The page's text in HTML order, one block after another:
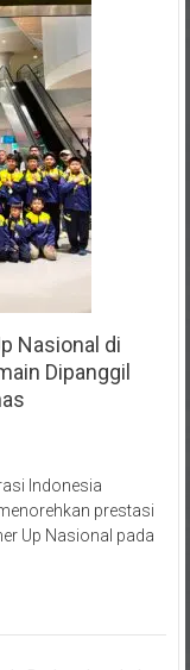
Nasional di
Dipanggil
prestasi
Up Nasional pada